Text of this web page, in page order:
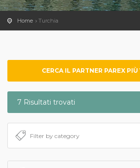
Home Turchia
CERCA IL PARTNER PAREX
7 Risultati trovati